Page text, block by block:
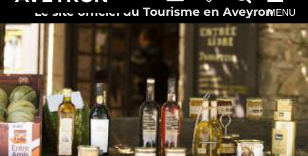
Le site officiel du Tourisme en AveyronMENU